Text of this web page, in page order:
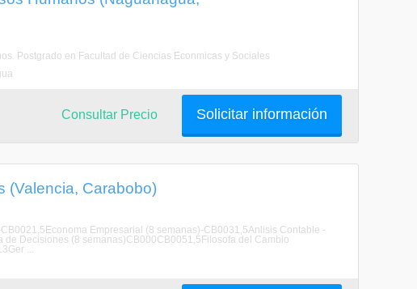
Postgrado en Facultad de Ciencias Econmicas y Sociales
Solicitar información
Consultar Precio
(Valencia, Carabobo)
Empresarial (8 semanas)-CB0031,5Anlisis Contable -
Decisiones (8 semanas)CB000CB0051,5Filosofa del Cambio
...